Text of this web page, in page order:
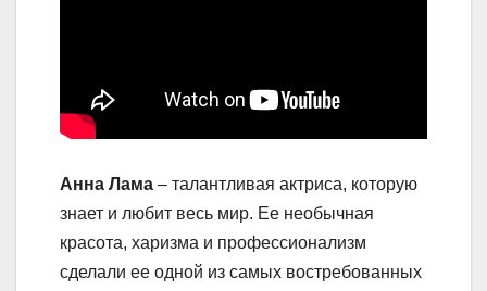
Анна Лама – талантливая актриса, которую
знает и любит весь мир. Ее необычная
красота, харизма и профессионализм
сделали ее одной из самых востребованных